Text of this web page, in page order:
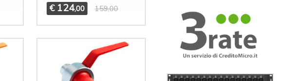
€ 124,00 159,00